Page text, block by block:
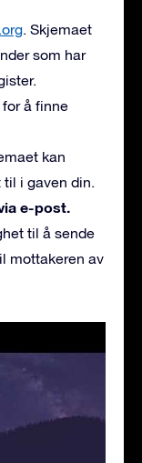
. Skjemaet
som har
for å finne
kan
til i gaven din.
e-post.
til å sende
mottakeren av